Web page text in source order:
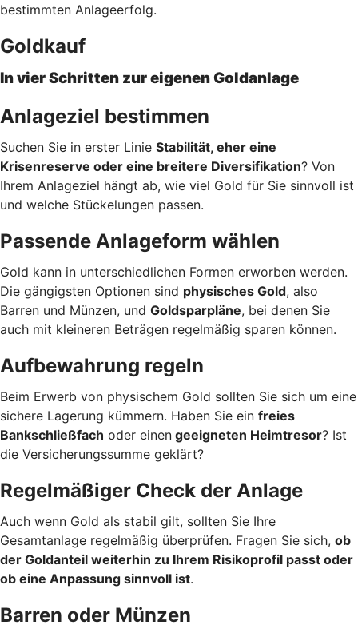
bestimmten Anlageerfolg.
Goldkauf
In vier Schritten zur eigenen Goldanlage
Anlageziel bestimmen
Suchen Sie in erster Linie Stabilität, eher eine
Krisenreserve oder eine breitere Diversifikation? Von
Ihrem Anlageziel hängt ab, wie viel Gold für Sie sinnvoll ist
und welche Stückelungen passen.
Passende Anlageform wählen
Gold kann in unterschiedlichen Formen erworben werden.
Die gängigsten Optionen sind physisches Gold, also
Barren und Münzen, und Goldsparpläne, bei denen Sie
auch mit kleineren Beträgen regelmäßig sparen können.
Aufbewahrung regeln
Beim Erwerb von physischem Gold sollten Sie sich um eine
sichere Lagerung kümmern. Haben Sie ein freies
Bankschließfach oder einen geeigneten Heimtresor? Ist
die Versicherungssumme geklärt?
Regelmäßiger Check der Anlage
Auch wenn Gold als stabil gilt, sollten Sie Ihre
Gesamtanlage regelmäßig überprüfen. Fragen Sie sich, ob
der Goldanteil weiterhin zu Ihrem Risikoprofil passt oder
ob eine Anpassung sinnvoll ist.
Barren oder Münzen